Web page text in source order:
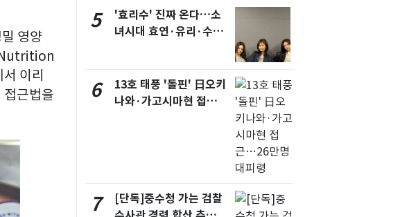
영양
이리
접근법을
5
'효리수' 진짜 온다…소
녀시대 효연·유리·수영
6
13호 태풍 '돌핀' 日오키
나와·가고시마현 접
7
[단독]중수청 가는 검찰